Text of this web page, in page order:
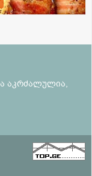
აკრძალულია,